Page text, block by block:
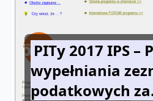
PITy 2017 IPS –
wypełniania
podatkowych